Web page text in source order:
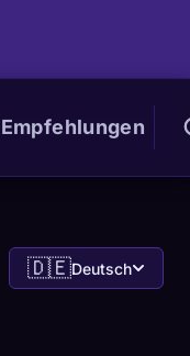
Empfehlungen
🇩🇪Deutsch